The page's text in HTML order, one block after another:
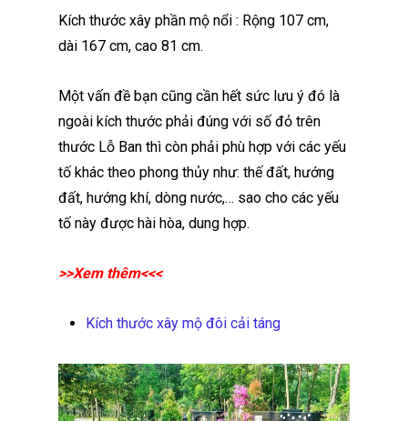
Kích thước xây phần mộ nổi : Rộng 107 cm,
dài 167 cm, cao 81 cm.
Một vấn đề bạn cũng cần hết sức lưu ý đó là
ngoài kích thước phải đúng với số đỏ trên
thước Lỗ Ban thì còn phải phù hợp với các yếu
tố khác theo phong thủy như: thế đất, hướng
đất, hướng khí, dòng nước,… sao cho các yếu
tố này được hài hòa, dung hợp.
>>Xem thêm<<<
Kích thước xây mộ đôi cải táng